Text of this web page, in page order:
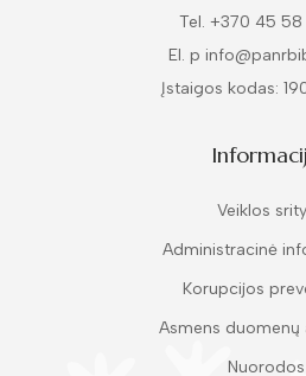
Tel. +370 45
El. p
Įstaigos kodas:
Veiklos
Administracinė
Korupcijos
Asmens duomenų
Nuorodos